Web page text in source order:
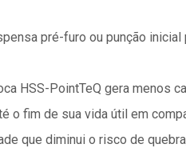
pré-furo ou punção
HSS-PointTeQ gera menos
o fim de sua vida útil em
que diminui o risco de